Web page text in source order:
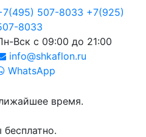
507-8033 +7(925)
8033
Вск с 09:00 до 21:00
info@shkaflon.ru
WhatsApp
время.